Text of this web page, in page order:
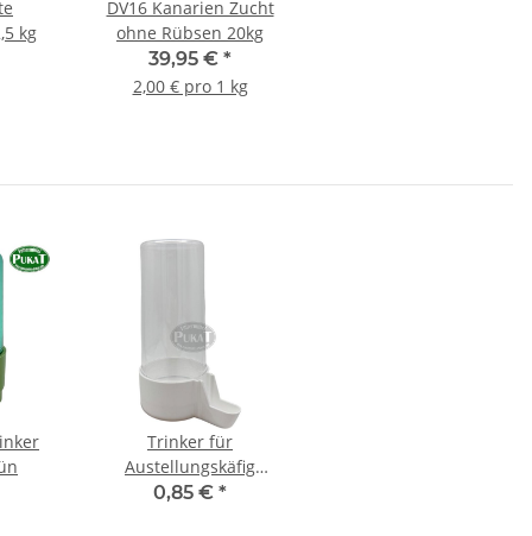
kg
DV16 Kanarien Zucht
ohne Rübsen 20kg
39,95 € *
2,00 € pro 1 kg
Trinker für
Austellungskäfig
Sittiche Käfigtyp I/II
0,85 € *